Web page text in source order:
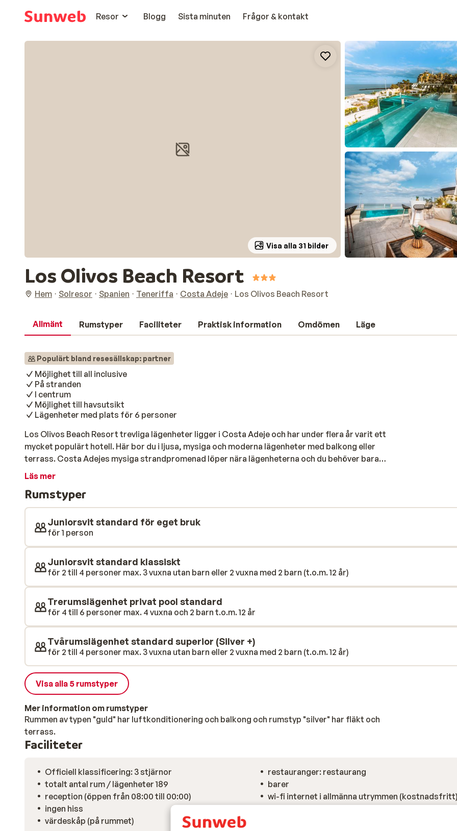
Resor
Blogg Sista minuten Frågor & kontakt
Visa alla 31 bilder
Los Olivos Beach Resort
Hem Solresor Spanien Teneriffa Costa Adeje Los Olivos Beach Resort
Allmänt Rumstyper Faciliteter Praktisk information Omdömen Läge
Populärt bland resesällskap: partner
Möjlighet till all inclusive
På stranden
I centrum
Möjlighet till havsutsikt
Lägenheter med plats för 6 personer
Los Olivos Beach Resort trevliga lägenheter ligger i Costa Adeje och har under flera år varit ett
mycket populärt hotell. Här bor du i ljusa, mysiga och moderna lägenheter med balkong eller
terrass. Costa Adejes mysiga strandpromenad löper nära lägenheterna och du behöver bara
att korsa en liten väg så står du med fötterna i sanden. Den barnvänliga stranden, Playa Fañabé,
omger det vackra poolområdet. Här väntar avkoppling vid poolen på en bekväm solstol medans
barnen kan leka och plaska vid barnpoolen. Här finns också en poolbar som serverar lättare
måltider och kylda drycker som kan avnjutas i skuggan. Du kan välja att lägga till frukost eller
halvpension i din vistelse.
Läs mer
Rumstyper
Juniorsvit standard för eget bruk
för 1 person
Juniorsvit standard klassiskt
för 2 till 4 personer max. 3 vuxna utan barn eller 2 vuxna med 2 barn (t.o.m. 12 år)
Trerumslägenhet privat pool standard
för 4 till 6 personer max. 4 vuxna och 2 barn t.o.m. 12 år
Tvårumslägenhet standard superior (Silver +)
för 2 till 4 personer max. 3 vuxna utan barn eller 2 vuxna med 2 barn (t.o.m. 12 år)
Visa alla 5 rumstyper
Mer information om rumstyper
Rummen av typen "guld" har luftkonditionering och balkong och rumstyp "silver" har fläkt och
terrass.
Faciliteter
Officiell klassificering: 3 stjärnor
totalt antal rum / lägenheter 189
reception (öppen från 08:00 till 00:00)
ingen hiss
värdeskåp (på rummet)
restauranger: restaurang
barer
wi-fi internet i allmänna utrymmen